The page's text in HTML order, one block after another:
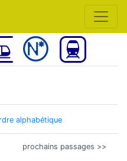
alphabétique
prochains passages >>